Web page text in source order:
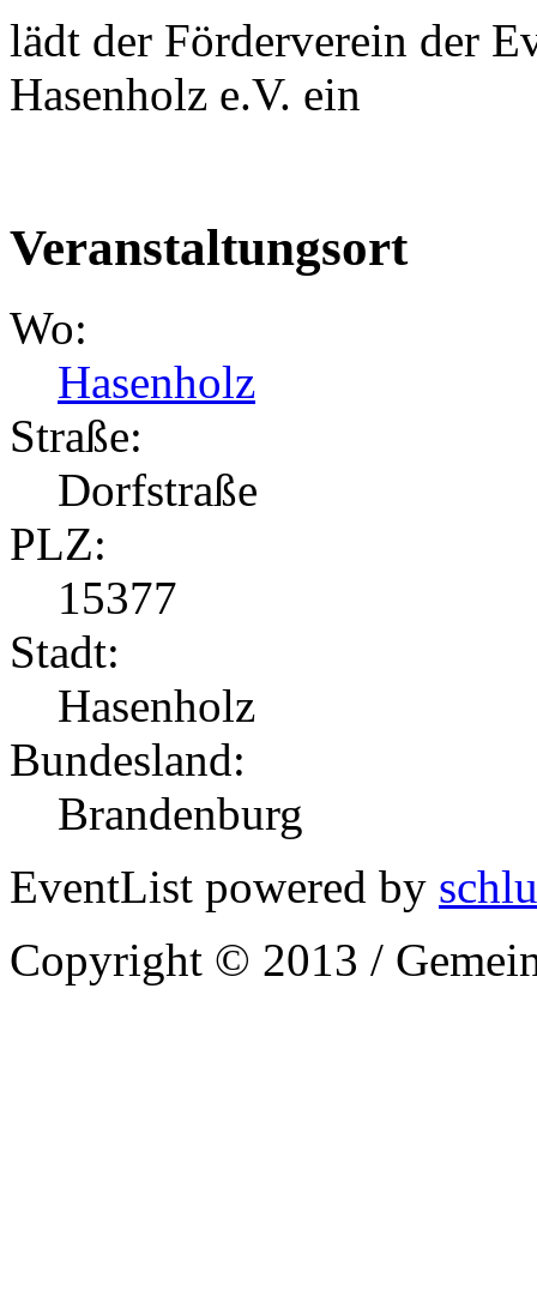
lädt der Förderverein der
Hasenholz e.V. ein
Veranstaltungsort
Wo:
Hasenholz
Straße:
Dorfstraße
PLZ:
15377
Stadt:
Hasenholz
Bundesland:
Brandenburg
EventList powered by
Copyright © 2013 /